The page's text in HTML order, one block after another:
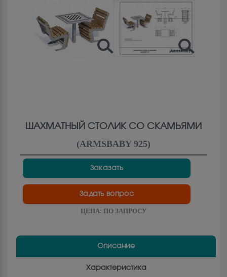
ШАХМАТНЫЙ СТОЛИК СО СКАМЬЯМИ
(ARMSBABY 925)
Заказать
Задать вопрос
ЦЕНА: ПО ЗАПРОСУ
Описание
Характеристика